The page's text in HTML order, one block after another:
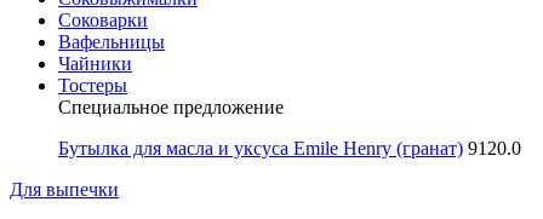
Соковарки
Вафельницы
Чайники
Тостеры
Специальное предложение
Бутылка для масла и уксуса Emile Henry (гранат) 9120.0
Для выпечки